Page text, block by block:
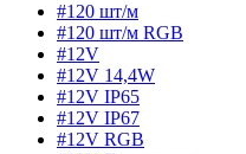
#120 шт/м
#120 шт/м RGB
#12V
#12V 14,4W
#12V IP65
#12V IP67
#12V RGB